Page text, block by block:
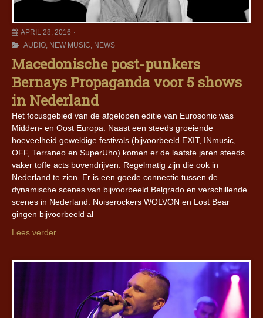
APRIL 28, 2016
AUDIO, NEW MUSIC, NEWS
Macedonische post-punkers
Bernays Propaganda voor 5 shows
in Nederland
Het focusgebied van de afgelopen editie van Eurosonic was
Midden- en Oost Europa. Naast een steeds groeiende
hoeveelheid geweldige festivals (bijvoorbeeld EXIT, INmusic,
OFF, Terraneo en SuperUho) komen er de laatste jaren steeds
vaker toffe acts bovendrijven. Regelmatig zijn die ook in
Nederland te zien. Er is een goede connectie tussen de
dynamische scenes van bijvoorbeeld Belgrado en verschillende
scenes in Nederland. Noiserockers WOLVON en Lost Bear
gingen bijvoorbeeld al
Lees verder..